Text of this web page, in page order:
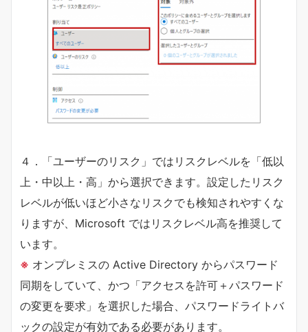
４．「ユーザーのリスク」ではリスクレベルを「低以
上・中以上・高」から選択できます。設定したリスク
レベルが低いほど小さなリスクでも検知されやすくな
りますが、Microsoft ではリスクレベル高を推奨して
います。
※ オンプレミスの Active Directory からパスワード
同期をしていて、かつ「アクセスを許可＋パスワード
の変更を要求」を選択した場合、パスワードライトバ
ックの設定が有効である必要があります。